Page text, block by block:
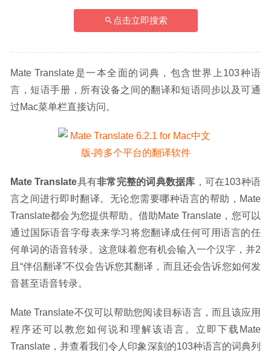
点击立即搜索
Mate Translate是一本全面的词典，包含世界上103种语
言，短语手册，所有设备之间的翻译和短语同步以及可通
过Mac菜单栏直接访问。
Mate Translate具有非常完整的词典数据库 ，可在103种语
言之间进行即时翻译。无论您需要哪种语言的帮助，Mate
Translate都会为您提供帮助。借助Mate Translate，您可以
通过国际语音字母表来学习将您翻译成任何可用语言的任
何单词的语音转录。这意味着您有机会输入一个汉字，并2
且“伴侣翻译”不仅会告诉您其翻译，而且还会告诉您如何发
音甚至语音转录。
Mate Translate不仅可以帮助您阅读目标语言，而且该应用
程序还可以教您如何说和理解该语言。立即下载Mate
Translate，并查看我们令人印象深刻的103种语言的词典列